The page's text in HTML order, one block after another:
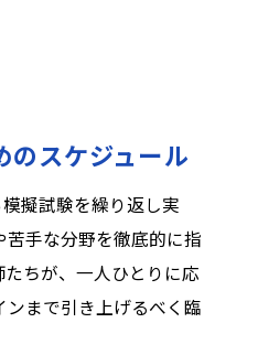
スケジュール
擬試験を繰り返し実
手な分野を徹底的に指
ちが、一人ひとりに応
ンまで引き上げるべく臨